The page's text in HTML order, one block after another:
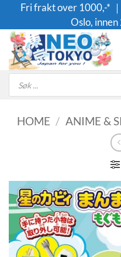
content
Fri frakt over 1000,-*
Oslo,
Products
search
HOME / ANIME &